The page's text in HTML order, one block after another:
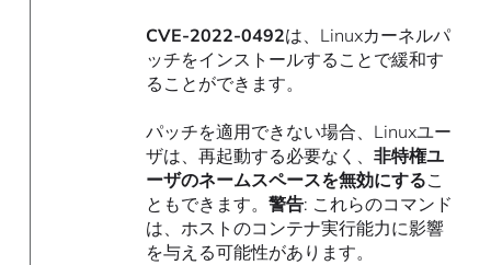
CVE-2022-0492は、Linuxカーネルパ
ッチをインストールすることで緩和す
ることができます。
パッチを適用できない場合、Linuxユー
ザは、再起動する必要なく、非特権ユ
ーザのネームスペースを無効にするこ
ともできます。警告: これらのコマンド
は、ホストのコンテナ実行能力に影響
を与える可能性があります。